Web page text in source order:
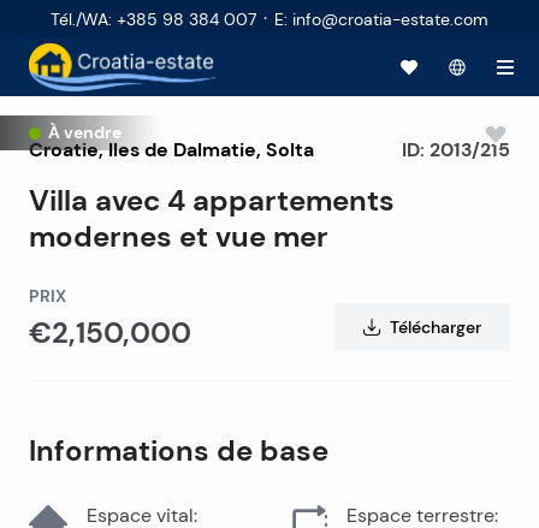
Tél./WA: +385 98 384 007 · E: info@croatia-estate.com
À vendre
Croatie,Iles de Dalmatie, Solta
Villa avec 4 appartements
modernes et vue mer
ID: 2013/215
PRIX
€2,150,000 Télécharger
Informations de base
Espace vital: Espace terrestre: